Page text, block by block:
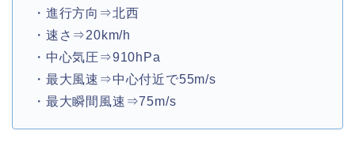
・進行方向⇒北西
・速さ⇒20km/h
・中心気圧⇒910hPa
・最大風速⇒中心付近で55m/s
・最大瞬間風速⇒75m/s